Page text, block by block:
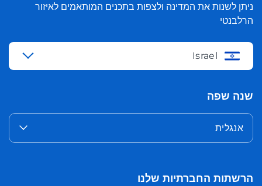
ניתן לשנות את המדינה ולצפות בתכנים המותאמים לאיזור
הרלבנטי
Israel
שנה שפה
אנגלית
הרשתות החברתיות שלנו